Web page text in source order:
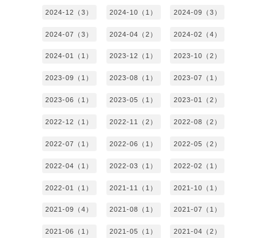
2024-12（3） 2024-10（1） 2024-09（3）
2024-07（3） 2024-04（2） 2024-02（4）
2024-01（1） 2023-12（1） 2023-10（2）
2023-09（1） 2023-08（1） 2023-07（1）
2023-06（1） 2023-05（1） 2023-01（2）
2022-12（1） 2022-11（2） 2022-08（2）
2022-07（1） 2022-06（1） 2022-05（2）
2022-04（1） 2022-03（1） 2022-02（1）
2022-01（1） 2021-11（1） 2021-10（1）
2021-09（4） 2021-08（1） 2021-07（1）
2021-06（1） 2021-05（1） 2021-04（2）